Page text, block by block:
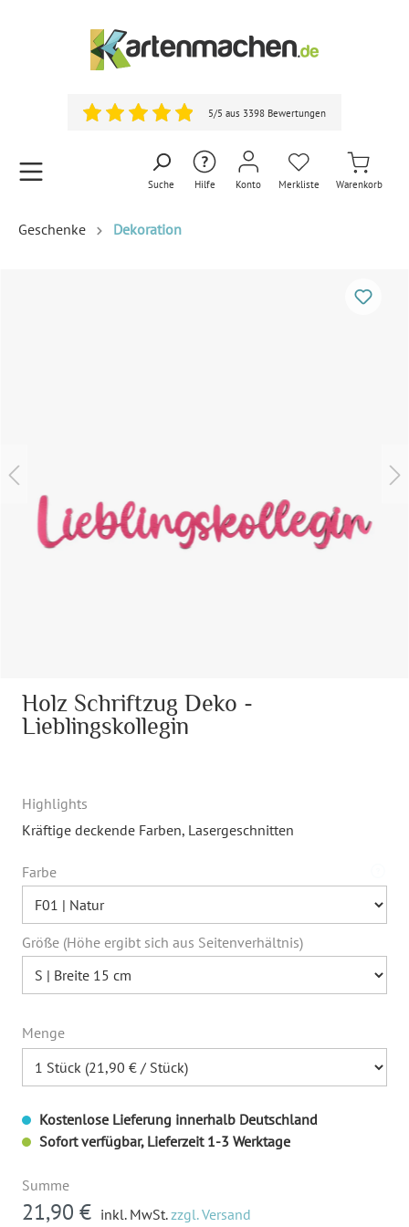
5/5 aus 3398 Bewertungen
Suche Hilfe Konto Merkliste Warenkorb
Geschenke Dekoration
Holz Schriftzug Deko -
Lieblingskollegin
Highlights
Kräftige deckende Farben, Lasergeschnitten
Farbe
Größe (Höhe ergibt sich aus Seitenverhältnis)
Menge
Kostenlose Lieferung innerhalb Deutschland
Sofort verfügbar, Lieferzeit 1-3 Werktage
Summe
21,90 € inkl. MwSt.zzgl. Versand